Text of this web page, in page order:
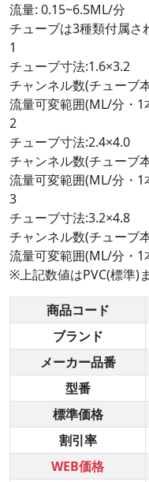
流量: 0.15~6.5ML/分
チューブは3種類付属さ
1
チューブ寸法:1.6×3.2
チャンネル数(チューブ
流量可変範囲(ML/分・1
2
チューブ寸法:2.4×4.0
チャンネル数(チューブ
流量可変範囲(ML/分・1
3
チューブ寸法:3.2×4.8
チャンネル数(チューブ
流量可変範囲(ML/分・1
※上記数値はPVC(標準)
商品コード
ブランド
メーカー品番
型番
標準価格
割引率
WEB価格